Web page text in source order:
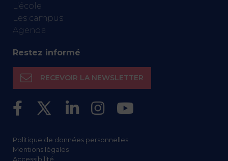
L’école
Les campus
Agenda
Restez informé
RECEVOIR LA NEWSLETTER
Politique de données personnelles
Mentions légales
Accessibilité